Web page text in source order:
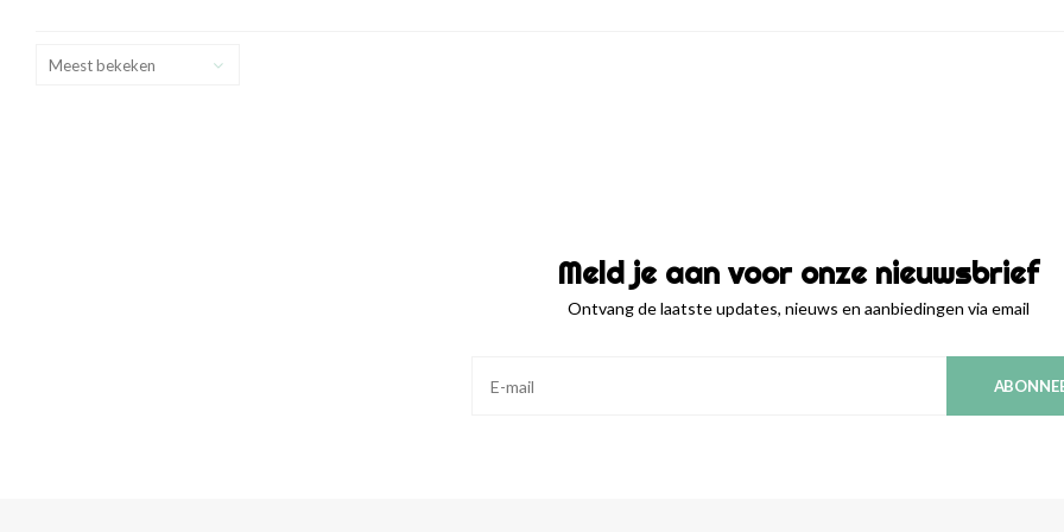
Meest bekeken
Meld je aan voor onze nieuwsbrief
Ontvang de laatste updates, nieuws en aanbiedingen via email